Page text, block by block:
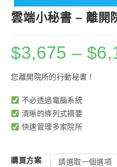
雲端小秘書 – 離開
$3,675 –$
您離開院所的行動秘書！
不必透過電腦系統
清晰的條列式摘要
快速管理多家院所
購買方案 請選取一個選項